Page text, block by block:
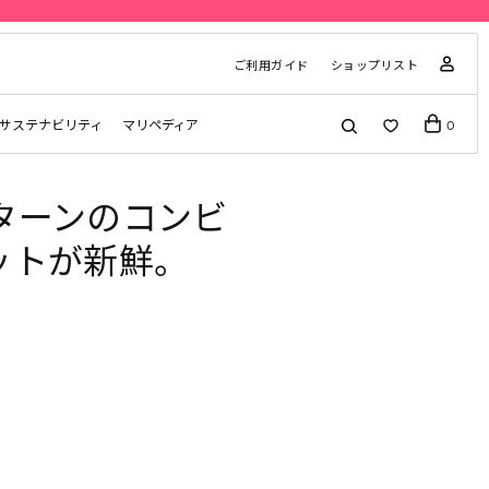
ご利用ガイド ショップリスト
サステナビリティ マリペディア 0
ーンのコンビ
が新鮮。